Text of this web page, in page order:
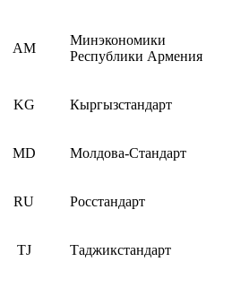
AM
Минэкономики
Республики Армения
KG Кыргызстандарт
MD Молдова-Стандарт
RU Росстандарт
TJ Таджикстандарт